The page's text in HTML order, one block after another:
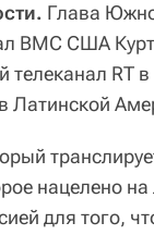
Глава
ВМС США Курт
телеканал RТ
Латинской
нацелено
для того,